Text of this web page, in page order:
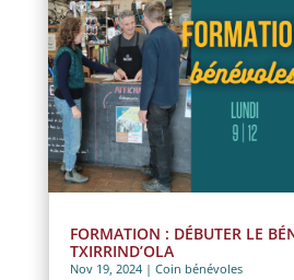
FORMATION : DÉBUTER LE
TXIRRIND’OLA
Nov 19, 2024| Coin bénévoles